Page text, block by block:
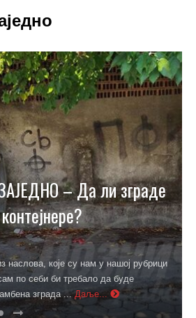
– Да ли зграде
наслова, које су нам у нашој рубрици
по себи би требало да буде
зграда ... Даље...